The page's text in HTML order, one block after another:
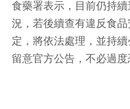
食藥署表示，目前仍持
況，若後續查有違反食
定，將依法處理，並持
留意官方公告，不必過度